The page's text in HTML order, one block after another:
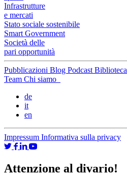
Infrastrutture
e mercati
Stato sociale sostenibile
Smart Government
Società delle
pari opportunità
Pubblicazioni Blog Podcast Biblioteca
Team Chi siamo
de
it
en
Impressum Informativa sulla privacy
Attenzione al divario!